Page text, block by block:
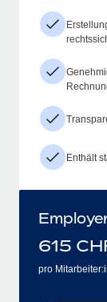
Enthält
615
pro